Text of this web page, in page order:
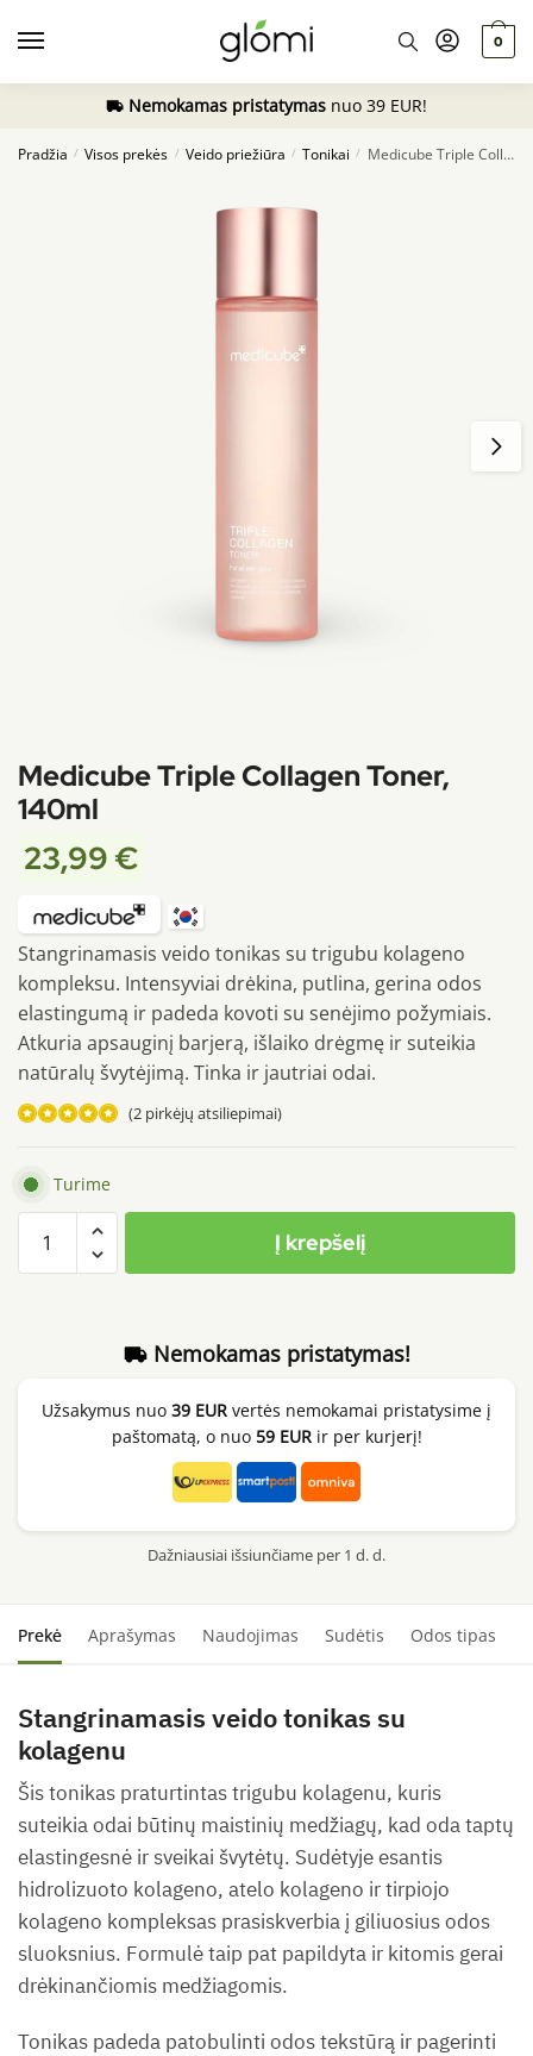
0
Nemokamas pristatymas nuo 39 EUR!
Pradžia / Visos prekės / Veido priežiūra / Tonikai / Medicube Triple Collagen Toner, 140ml
Medicube Triple Collagen Toner,
140ml
23,99 €
Stangrinamasis veido tonikas su trigubu kolageno
kompleksu. Intensyviai drėkina, putlina, gerina odos
elastingumą ir padeda kovoti su senėjimo požymiais.
Atkuria apsauginį barjerą, išlaiko drėgmę ir suteikia
natūralų švytėjimą. Tinka ir jautriai odai.
5.00iš 5
įvertinimų:
(2 pirkėjų atsiliepimai)
Turime
kiekis:
Į krepšelį
Nemokamas pristatymas!
Užsakymus nuo 39 EUR vertės nemokamai pristatysime į
paštomatą, o nuo 59 EURir per kurjerį!
Dažniausiai išsiunčiame per 1 d. d.
Prekė Aprašymas Naudojimas Sudėtis Odos tipas
Stangrinamasis veido tonikas su
kolagenu
Šis tonikas praturtintas trigubu kolagenu, kuris
suteikia odai būtinų maistinių medžiagų, kad oda taptų
elastingesnė ir sveikai švytėtų. Sudėtyje esantis
hidrolizuoto kolageno, atelo kolageno ir tirpiojo
kolageno kompleksas prasiskverbia į giliuosius odos
sluoksnius. Formulė taip pat papildyta ir kitomis gerai
drėkinančiomis medžiagomis.
Tonikas padeda patobulinti odos tekstūrą ir pagerinti